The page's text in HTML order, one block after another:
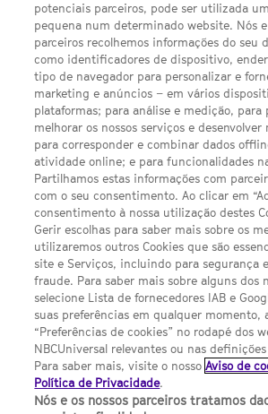
SEGUE-NOS
FACEBOOK
TWITTER
YOUTUBE
LINKS ÚTEIS
Escolhas de Anúncios
Política de privacidade
Termos E Condições
FILMES
UMA DIVISÃO DA NBCUNIVERSAL
Contact us by email:
potenciais parceiros, pode ser utilizada
pequena num determinado website. Nós
parceiros recolhemos informações do seu
como identificadores de dispositivo,
tipo de navegador para personalizar e
marketing e anúncios – em vários
plataformas; para análise e medição, para
melhorar os nossos serviços e desenvolver
para corresponder e combinar dados
atividade online; e para funcionalidades
Partilhamos estas informações com
com o seu consentimento. Ao clicar em
consentimento à nossa utilização destes
Gerir escolhas para saber mais sobre os
utilizaremos outros Cookies que são
site e Serviços, incluindo para segurança
fraude. Para saber mais sobre alguns dos
selecione Lista de fornecedores IAB e
suas preferências em qualquer momento,
“Preferências de cookies” no rodapé dos
NBCUniversal relevantes ou nas
Para saber mais, visite o nossoAviso de
Política de Privacidade.
Nós e os nossos parceiros tratamos